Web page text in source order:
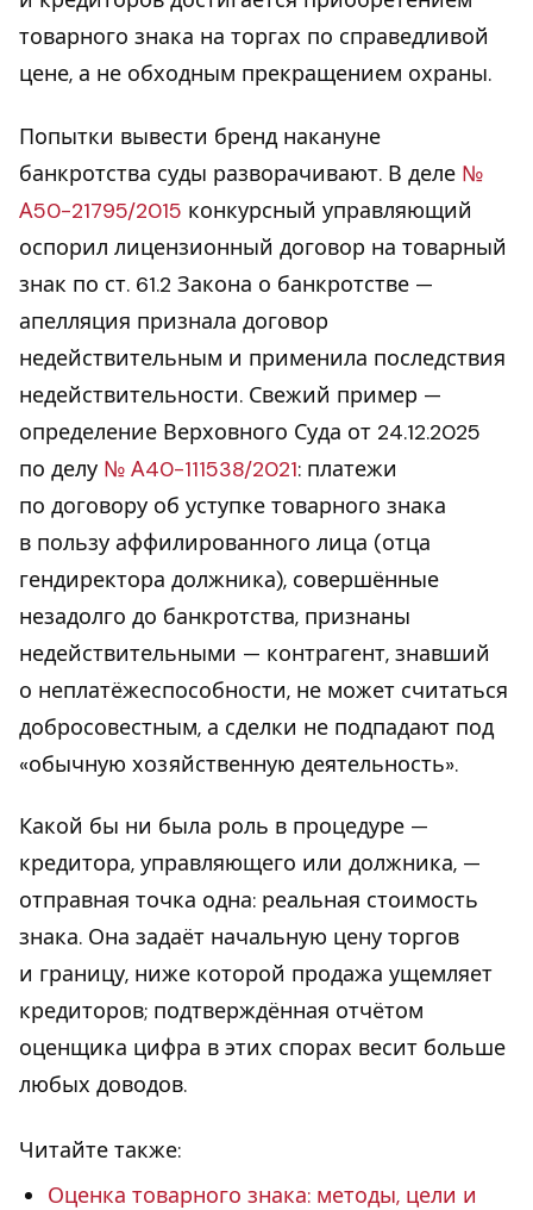
товарного знака на торгах по справедливой
цене, а не обходным прекращением охраны.
Попытки вывести бренд накануне
банкротства суды разворачивают. В деле №
А50-21795/2015 конкурсный управляющий
оспорил лицензионный договор на товарный
знак по ст. 61.2 Закона о банкротстве —
апелляция признала договор
недействительным и применила последствия
недействительности. Свежий пример —
определение Верховного Суда от 24.12.2025
по делу № А40-111538/2021: платежи
по договору об уступке товарного знака
в пользу аффилированного лица (отца
гендиректора должника), совершённые
незадолго до банкротства, признаны
недействительными — контрагент, знавший
о неплатёжеспособности, не может считаться
добросовестным, а сделки не подпадают под
«обычную хозяйственную деятельность».
Какой бы ни была роль в процедуре —
кредитора, управляющего или должника, —
отправная точка одна: реальная стоимость
знака. Она задаёт начальную цену торгов
и границу, ниже которой продажа ущемляет
кредиторов; подтверждённая отчётом
оценщика цифра в этих спорах весит больше
любых доводов.
Читайте также:
Оценка товарного знака: методы, цели и